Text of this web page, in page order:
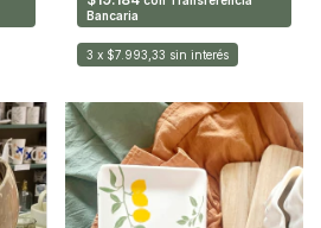
Bancaria
3 x $7.993,33 sin interés